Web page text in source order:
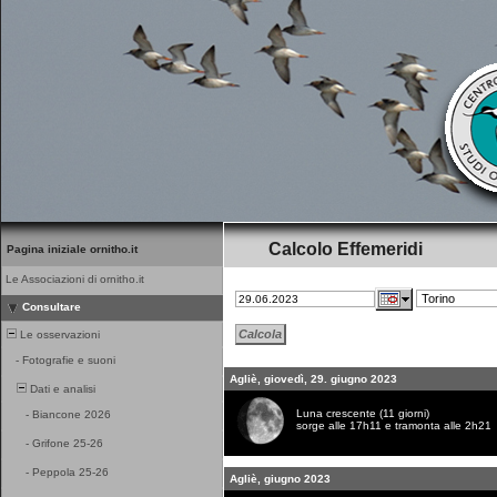
Pagina iniziale ornitho.it
Le Associazioni di ornitho.it
Consultare
Le osservazioni
- Fotografie e suoni
Dati e analisi
- Biancone 2026
- Grifone 25-26
- Peppola 25-26
Calcolo Effemeridi
Agliè, giovedì, 29. giugno 2023
Luna crescente (11 giorni)
sorge alle 17h11 e tramonta alle 2h21
Agliè, giugno 2023